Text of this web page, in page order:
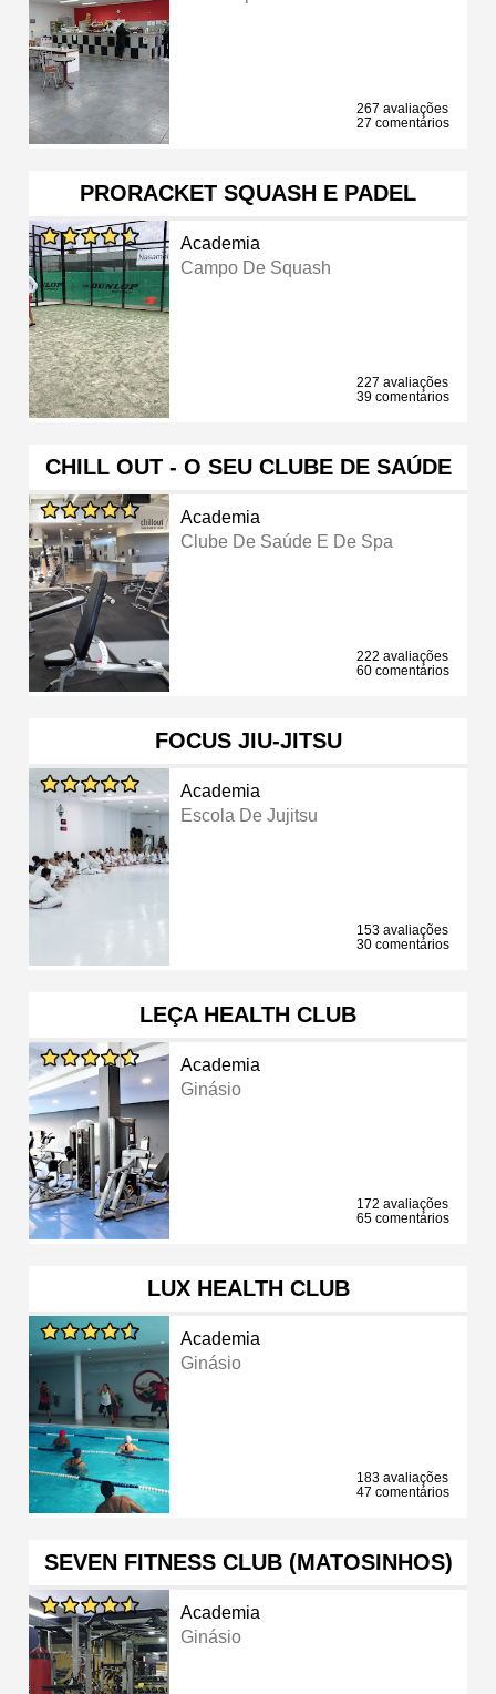
267 avaliações
27 comentários
PRORACKET SQUASH E PADEL
Academia
Campo De Squash
227 avaliações
39 comentários
CHILL OUT - O SEU CLUBE DE SAÚDE
Academia
Clube De Saúde E De Spa
222 avaliações
60 comentários
FOCUS JIU-JITSU
Academia
Escola De Jujitsu
153 avaliações
30 comentários
LEÇA HEALTH CLUB
Academia
Ginásio
172 avaliações
65 comentários
LUX HEALTH CLUB
Academia
Ginásio
183 avaliações
47 comentários
SEVEN FITNESS CLUB (MATOSINHOS)
Academia
Ginásio